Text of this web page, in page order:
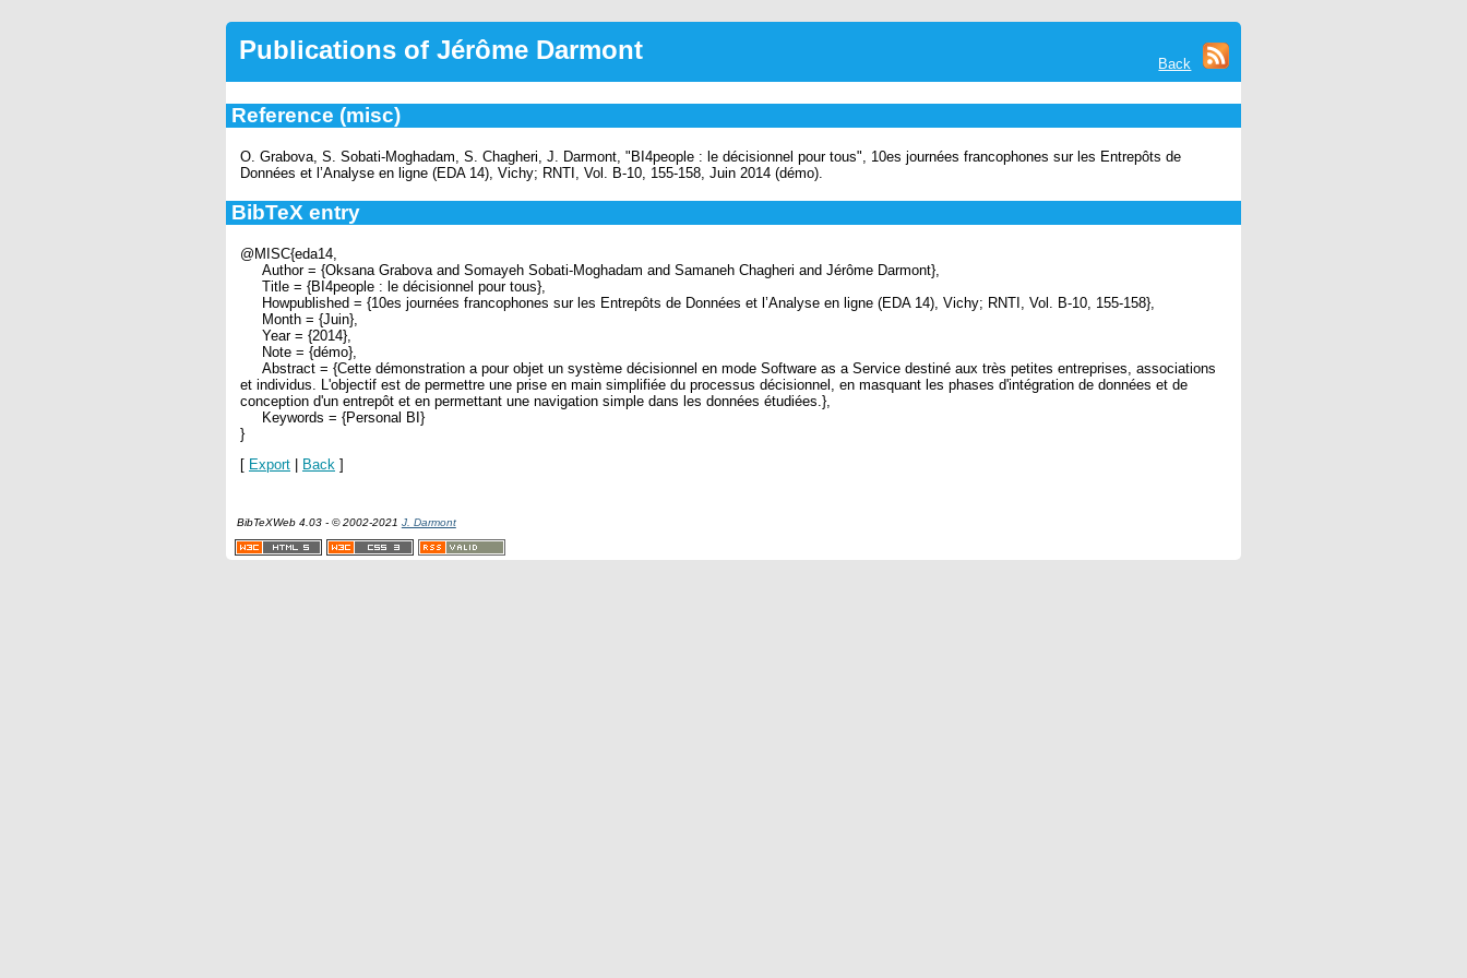
Back
Publications of Jérôme Darmont
Reference (misc)
O. Grabova, S. Sobati-Moghadam, S. Chagheri, J. Darmont, "BI4people : le décisionnel pour tous", 10es journées francophones sur les Entrepôts de
Données et l’Analyse en ligne (EDA 14), Vichy; RNTI, Vol. B-10, 155-158, Juin 2014 (démo).
BibTeX entry
@MISC{eda14,
Author = {Oksana Grabova and Somayeh Sobati-Moghadam and Samaneh Chagheri and Jérôme Darmont},
Title = {BI4people : le décisionnel pour tous},
Howpublished = {10es journées francophones sur les Entrepôts de Données et l’Analyse en ligne (EDA 14), Vichy; RNTI, Vol. B-10, 155-158},
Month = {Juin},
Year = {2014},
Note = {démo},
Abstract = {Cette démonstration a pour objet un système décisionnel en mode Software as a Service destiné aux très petites entreprises, associations
et individus. L'objectif est de permettre une prise en main simplifiée du processus décisionnel, en masquant les phases d'intégration de données et de
conception d'un entrepôt et en permettant une navigation simple dans les données étudiées.},
Keywords = {Personal BI}
}
[ Export Back ]
BibTeXWeb 4.03 - © 2002-2021 J. Darmont